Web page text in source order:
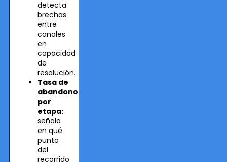
detecta
brechas
entre
canales
en
capacidad
de
resolución.
Tasa de
abandono
por
etapa:
señala
en qué
punto
del
recorrido